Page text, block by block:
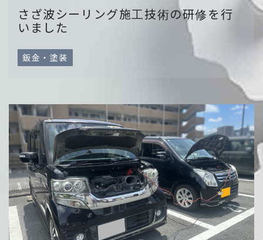
さざ波シーリング施工技術の研修を行
いました
鈑金・塗装